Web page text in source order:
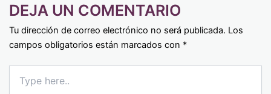
DEJA UN COMENTARIO
Tu dirección de correo electrónico no será publicada. Los
campos obligatorios están marcados con *
here..